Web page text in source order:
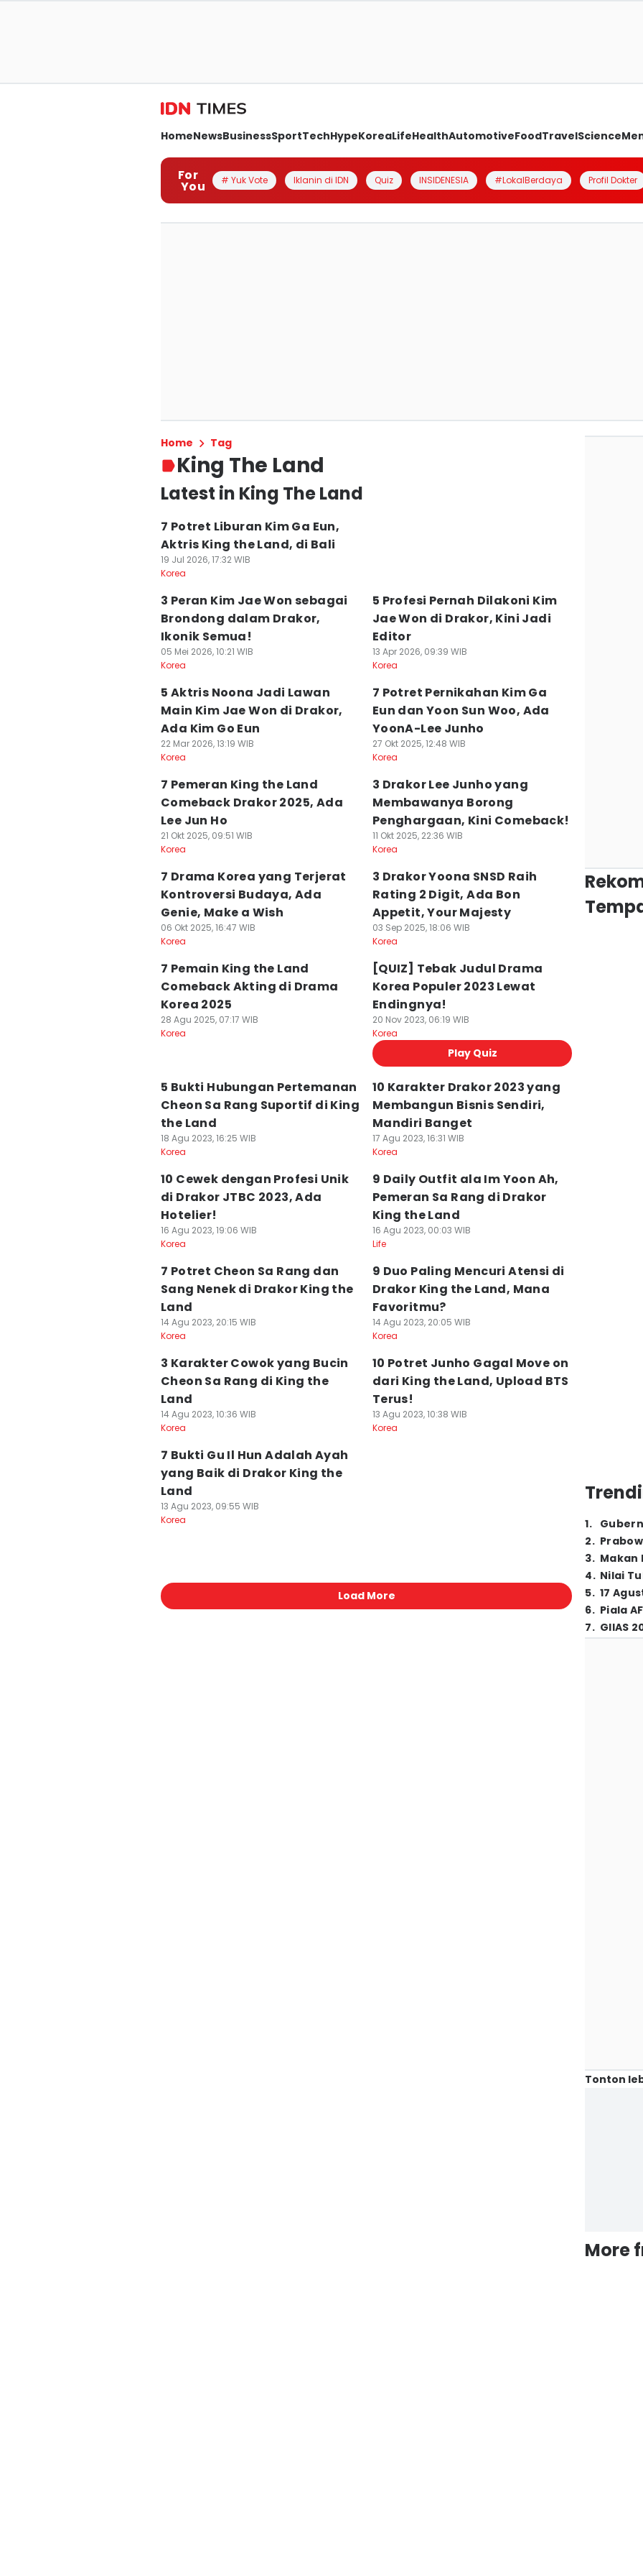
HomeNewsBusinessSportTechHypeKoreaLifeHealthAutomotiveFoodTravelScience
For
You # Yuk Vote Iklanin di IDN Quiz INSIDENESIA #LokalBerdaya Profil Dokter
Home Tag
King The Land
Latest in King The Land
7 Potret Liburan Kim Ga Eun,
Aktris King the Land, di Bali
19 Jul 2026, 17:32 WIB
Korea
3 Peran Kim Jae Won sebagai
Brondong dalam Drakor,
Ikonik Semua!
05 Mei 2026, 10:21 WIB
Korea
5 Profesi Pernah Dilakoni Kim
Jae Won di Drakor, Kini Jadi
Editor
13 Apr 2026, 09:39 WIB
Korea
5 Aktris Noona Jadi Lawan
Main Kim Jae Won di Drakor,
Ada Kim Go Eun
22 Mar 2026, 13:19 WIB
Korea
7 Potret Pernikahan Kim Ga
Eun dan Yoon Sun Woo, Ada
YoonA-Lee Junho
27 Okt 2025, 12:48 WIB
Korea
7 Pemeran King the Land
Comeback Drakor 2025, Ada
Lee Jun Ho
21 Okt 2025, 09:51 WIB
Korea
3 Drakor Lee Junho yang
Membawanya Borong
Penghargaan, Kini Comeback!
11 Okt 2025, 22:36 WIB
Korea
7 Drama Korea yang Terjerat
Kontroversi Budaya, Ada
Genie, Make a Wish
06 Okt 2025, 16:47 WIB
Korea
3 Drakor Yoona SNSD Raih
Rating 2 Digit, Ada Bon
Appetit, Your Majesty
03 Sep 2025, 18:06 WIB
Korea
7 Pemain King the Land
Comeback Akting di Drama
Korea 2025
28 Agu 2025, 07:17 WIB
Korea
[QUIZ] Tebak Judul Drama
Korea Populer 2023 Lewat
Endingnya!
20 Nov 2023, 06:19 WIB
Korea
Play Quiz
5 Bukti Hubungan Pertemanan
Cheon Sa Rang Suportif di King
the Land
18 Agu 2023, 16:25 WIB
Korea
10 Karakter Drakor 2023 yang
Membangun Bisnis Sendiri,
Mandiri Banget
17 Agu 2023, 16:31 WIB
Korea
10 Cewek dengan Profesi Unik
di Drakor JTBC 2023, Ada
Hotelier!
16 Agu 2023, 19:06 WIB
Korea
9 Daily Outfit ala Im Yoon Ah,
Pemeran Sa Rang di Drakor
King the Land
16 Agu 2023, 00:03 WIB
Life
7 Potret Cheon Sa Rang dan
Sang Nenek di Drakor King the
Land
14 Agu 2023, 20:15 WIB
Korea
9 Duo Paling Mencuri Atensi di
Drakor King the Land, Mana
Favoritmu?
14 Agu 2023, 20:05 WIB
Korea
3 Karakter Cowok yang Bucin
Cheon Sa Rang di King the
Land
14 Agu 2023, 10:36 WIB
Korea
10 Potret Junho Gagal Move on
dari King the Land, Upload BTS
Terus!
13 Agu 2023, 10:38 WIB
Korea
7 Bukti Gu Il Hun Adalah Ayah
yang Baik di Drakor King the
Land
13 Agu 2023, 09:55 WIB
Korea
Load More
1.
2.
3. Makan
4. Nilai
5. 17
6. Piala
7. GIIAS
Tonton
More